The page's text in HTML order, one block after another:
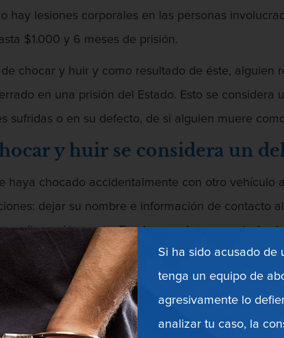
hay lesiones corporales en las personas
$1.000 y 6 meses de prisión.
chocar y huir y como resultado de éste, alguien
en una prisión del Estado. Esto se
sufridas o en su defecto, de si alguien muere
y huir se considera un
haya chocado accidentalmente con otro vehículo
dejar su nombre e información de contacto
nadie se dé cuenta. En el segundo caso, usted
California que define el delito menor de chocar
información, cuando el accidente causó daños
cualquier vehículo involucrado en un
el vehículo en la ubicación más
Si ha sido acusado de
tenga un equipo de
agresivamente lo
analizar tu caso, la